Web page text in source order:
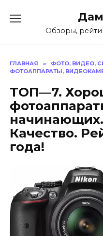
содержаниюОбзоры,
ГЛАВНАЯ » ФОТО, ВИДЕО,
ФОТОАППАРАТЫ,
ТОП—7.
Качество.
года!